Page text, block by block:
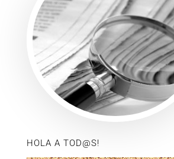
HOLA A TOD@S!